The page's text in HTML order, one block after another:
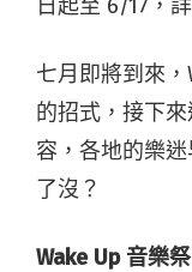
日起至 6/17，
七月即將到來
的招式，接下
容，各地的樂
了沒？
Wake Up 音樂